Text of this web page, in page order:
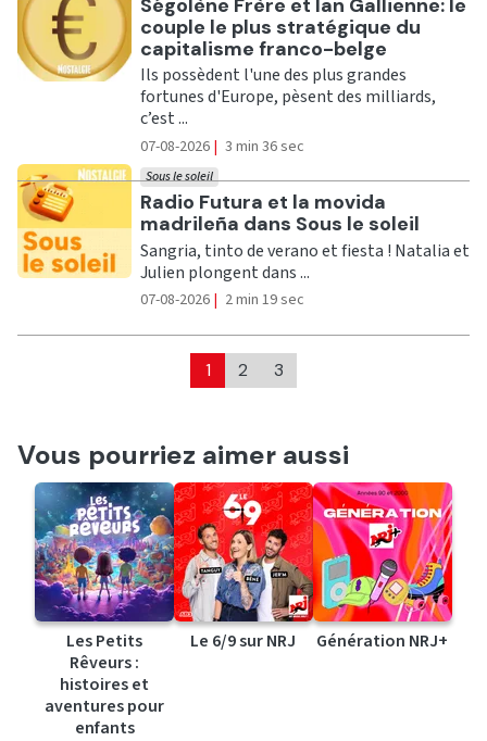
couple le plus stratégique du
capitalisme franco-belge
Ils possèdent l'une des plus grandes
fortunes d'Europe, pèsent des milliards,
c’est ...
07-08-2026 | 3 min 36 sec
Ecouter
Radio Futura et la movida
madrileña dans Sous le soleil
Sous le soleil
Sangria, tinto de verano et fiesta ! Natalia et
Julien plongent dans ...
07-08-2026 | 2 min 19 sec
1 2 3
Vous pourriez aimer aussi
Les Petits
Rêveurs :
histoires et
aventures pour
enfants
Le 6/9 sur NRJ Génération NRJ+